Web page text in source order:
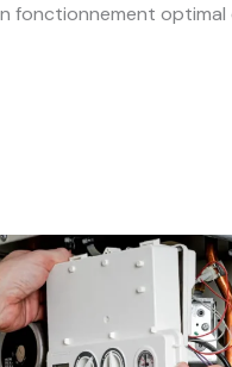
fonctionnement optimal